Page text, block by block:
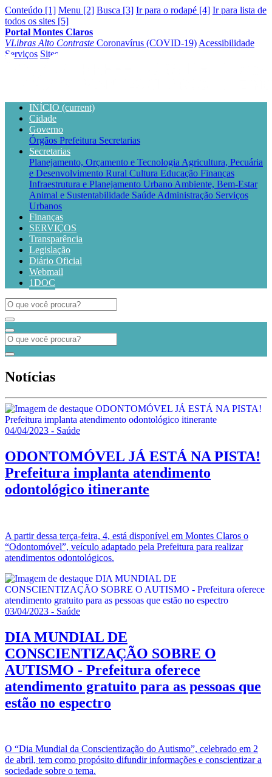
Conteúdo [1] Menu [2] Busca [3] Ir para o rodapé [4] Ir para lista de
todos os sites [5]
Portal Montes Claros
VLibras Alto Contraste Coronavírus (COVID-19) Acessibilidade
Serviços Sites
INÍCIO (current)
Cidade
Governo
Órgãos Prefeitura Secretarias
Secretarias
Planejamento, Orçamento e Tecnologia Agricultura, Pecuária
e Desenvolvimento Rural Cultura Educação Finanças
Infraestrutura e Planejamento Urbano Ambiente, Bem-Estar
Animal e Sustentabilidade Saúde Administração Serviços
Urbanos
Finanças
SERVIÇOS
Transparência
Legislação
Diário Oficial
Webmail
1DOC
Notícias
04/04/2023 - Saúde
ODONTOMÓVEL JÁ ESTÁ NA PISTA!
Prefeitura implanta atendimento
odontológico itinerante
A partir dessa terça-feira, 4, está disponível em Montes Claros o
“Odontomóvel”, veículo adaptado pela Prefeitura para realizar
atendimentos odontológicos.
03/04/2023 - Saúde
DIA MUNDIAL DE
CONSCIENTIZAÇÃO SOBRE O
AUTISMO - Prefeitura oferece
atendimento gratuito para as pessoas que
estão no espectro
O “Dia Mundial da Conscientização do Autismo”, celebrado em 2
de abril, tem como propósito difundir informações e conscientizar a
sociedade sobre o tema.